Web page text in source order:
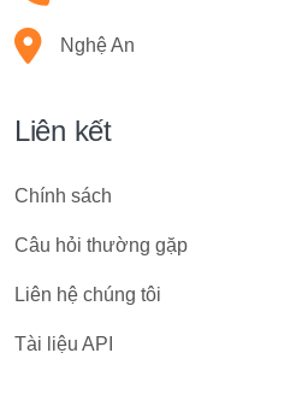
Nghệ An
Liên kết
Chính sách
Câu hỏi thường gặp
Liên hệ chúng tôi
Tài liệu API